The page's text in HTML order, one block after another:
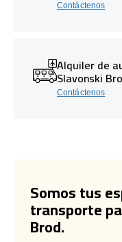
Contáctenos
Alquiler de
Slavonski
Contáctenos
Somos tus
transporte
Brod.